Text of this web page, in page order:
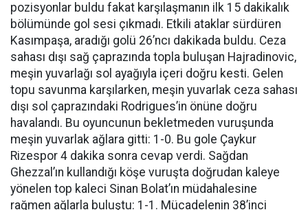
pozisyonlar buldu fakat karşılaşmanın ilk 15 dakikalık
bölümünde gol sesi çıkmadı. Etkili ataklar sürdüren
Kasımpaşa, aradığı golü 26’ncı dakikada buldu. Ceza
sahası dışı sağ çaprazında topla buluşan Hajradinovic,
meşin yuvarlağı sol ayağıyla içeri doğru kesti. Gelen
topu savunma karşılarken, meşin yuvarlak ceza sahası
dışı sol çaprazındaki Rodrigues’in önüne doğru
havalandı. Bu oyuncunun bekletmeden vuruşunda
meşin yuvarlak ağlara gitti: 1-0. Bu gole Çaykur
Rizespor 4 dakika sonra cevap verdi. Sağdan
Ghezzal’ın kullandığı köşe vuruşta doğrudan kaleye
yönelen top kaleci Sinan Bolat’ın müdahalesine
rağmen ağlarla buluştu: 1-1. Mücadelenin 38’inci